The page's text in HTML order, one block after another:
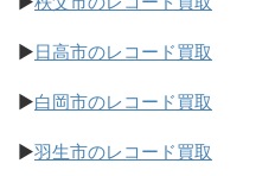
▶日高市のレコード買取
▶白岡市のレコード買取
▶羽生市のレコード買取